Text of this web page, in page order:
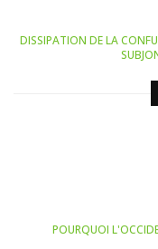
DISSIPATION DE LA
POURQUOI